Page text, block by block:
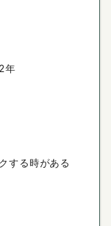
年
する時がある